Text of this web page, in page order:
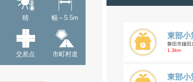
晴 幅～5.5m
交差点 市町村道
東部小
磐田市鎌田
1.3km
東部小